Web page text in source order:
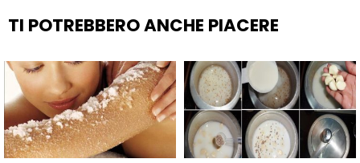
TI POTREBBERO ANCHE PIACERE